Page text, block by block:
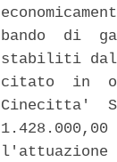
bando  di
stabiliti dal
citato  in
Cinecitta'